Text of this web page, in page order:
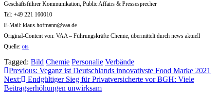
Geschäftsführer Kommunikation, Public Affairs & Pressesprecher
Tel: +49 221 160010
E-Mail: klaus.hofmann@vaa.de
Original-Content von: VAA – Führungskräfte Chemie, übermittelt durch news aktuell
Quelle: ots
Tagged: Bild Chemie Personalie Verbände
Beitragsnavigation
Previous: Veganz ist Deutschlands innovativste Food Marke 2021
Next:
Endgültiger Sieg für Privatversicherte vor BGH: Viele
Beitragserhöhungen unwirksam